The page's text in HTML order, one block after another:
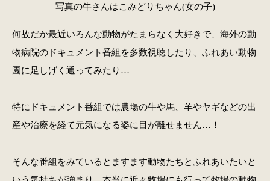
写真の牛さんはこみどりちゃん(女の子)
何故だか最近いろんな動物がたまらなく大好きで、海外の動
物病院のドキュメント番組を多数視聴したり、ふれあい動物
園に足しげく通ってみたり…
特にドキュメント番組では農場の牛や馬、羊やヤギなどの出
産や治療を経て元気になる姿に目が離せません…！
そんな番組をみているとますます動物たちとふれあいたいと